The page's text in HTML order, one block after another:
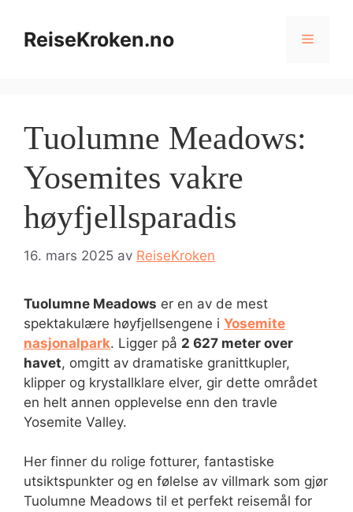
innholdReiseKroken.no Meny
Tuolumne Meadows:
Yosemites vakre
høyfjellsparadis
16. mars 2025 av ReiseKroken
Tuolumne Meadows er en av de mest
spektakulære høyfjellsengene i Yosemite
nasjonalpark. Ligger på 2 627 meter over
havet, omgitt av dramatiske granittkupler,
klipper og krystallklare elver, gir dette området
en helt annen opplevelse enn den travle
Yosemite Valley.
Her finner du rolige fotturer, fantastiske
utsiktspunkter og en følelse av villmark som gjør
Tuolumne Meadows til et perfekt reisemål for